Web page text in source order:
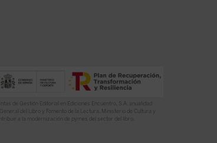
de Gestión Editorial en Ediciones Encuentro, S.A. anualidad
del Libro y Fomento de la Lectura, Ministerio de Cultura y
a la modernización de pymes del sector del libro.